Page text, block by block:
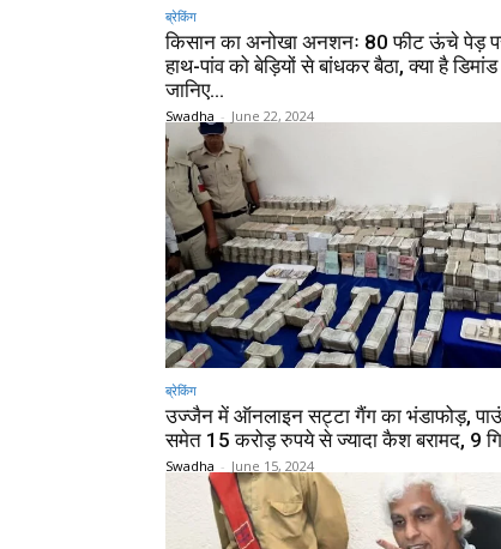
ब्रेकिंग
किसान का अनोखा अनशनः 80 फीट ऊंचे पेड़
हाथ-पांव को बेड़ियों से बांधकर बैठा, क्या है
जानिए…
Swadha - June 22, 2024
ब्रेकिंग
उज्जैन में ऑनलाइन सट्टा गैंग का भंडाफोड़,
समेत 15 करोड़ रुपये से ज्यादा कैश बरामद, 9
Swadha - June 15, 2024